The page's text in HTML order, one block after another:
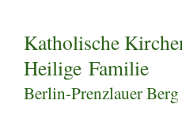
Katholische
Heilige Familie
Berlin-Prenzlauer Berg